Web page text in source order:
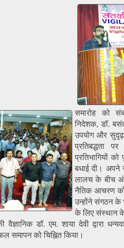
समारोह को
निदेशक, डॉ.
उपयोग और सुदृढ़
प्रतिबद्धता
प्रतिभागियों
बधाई दी। अपने
लालच के बीच
नैतिक आचरण
उन्होंने संगठन के
के लिए संस्थान के
वैज्ञानिक डॉ. एम. शाया देवी द्वारा
समापन को चिह्नित किया।